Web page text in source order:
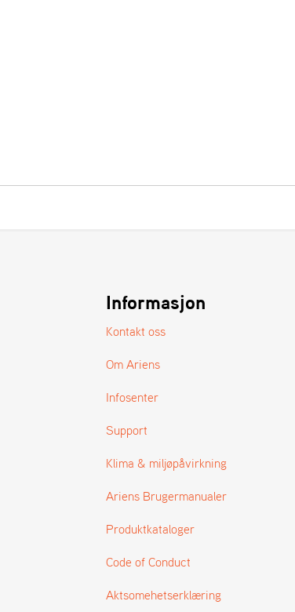
Informasjon
Kontakt oss
Om Ariens
Infosenter
Support
Klima & miljøpåvirkning
Ariens Brugermanualer
Produktkataloger
Code of Conduct
Aktsomehetserklæring